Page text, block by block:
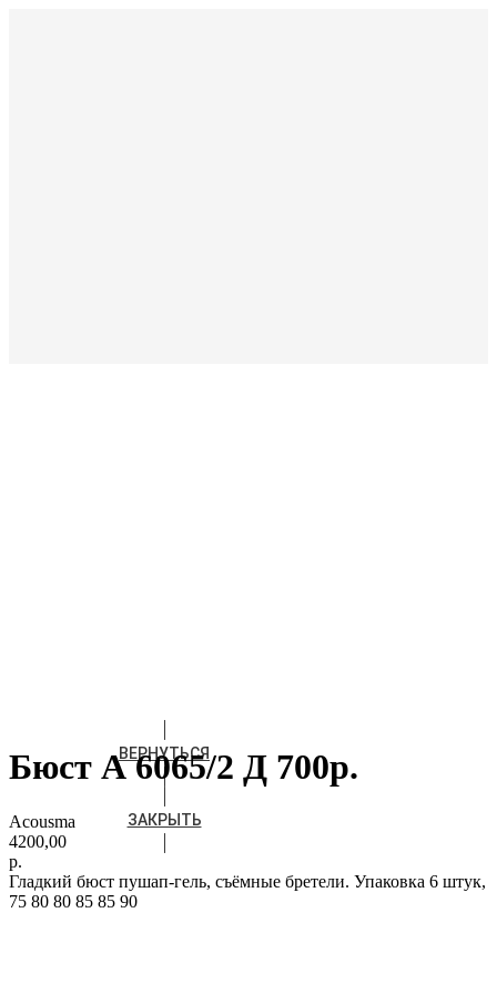
ВЕРНУТЬСЯ
ЗАКРЫТЬ
Бюст А 6065/2 Д 700р.
Acousma
4200,00
р.
Гладкий бюст пушап-гель, съёмные бретели. Упаковка 6 штук,
75 80 80 85 85 90